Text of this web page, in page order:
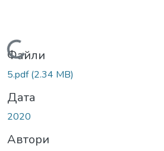
Вантажиться...
Файли
5.pdf(2.34 MB)
Дата
2020
Автори